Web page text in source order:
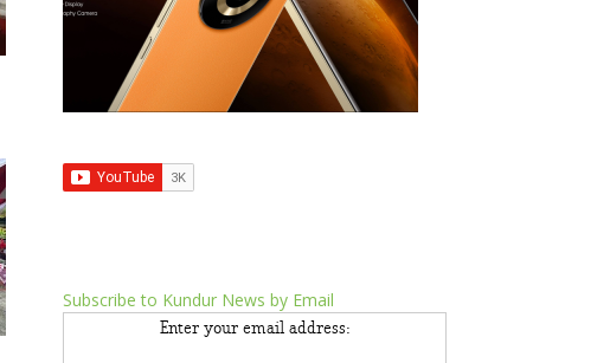
Subscribe to Kundur News by Email
Enter your email address: